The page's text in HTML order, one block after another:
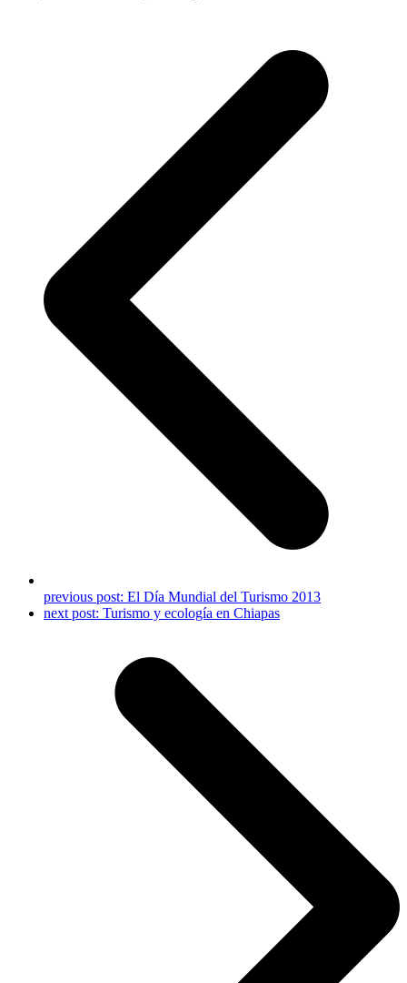
previous post: El Día Mundial del Turismo 2013
next post: Turismo y ecología en Chiapas